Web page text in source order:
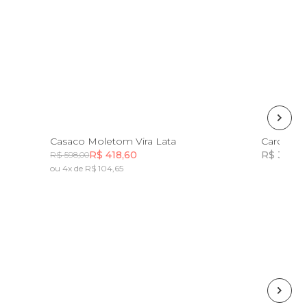
PP
Casaco Moletom Vira Lata
R$ 598,00R$ 418,60
ou 4x de R$ 104,65
Cardigan
R$